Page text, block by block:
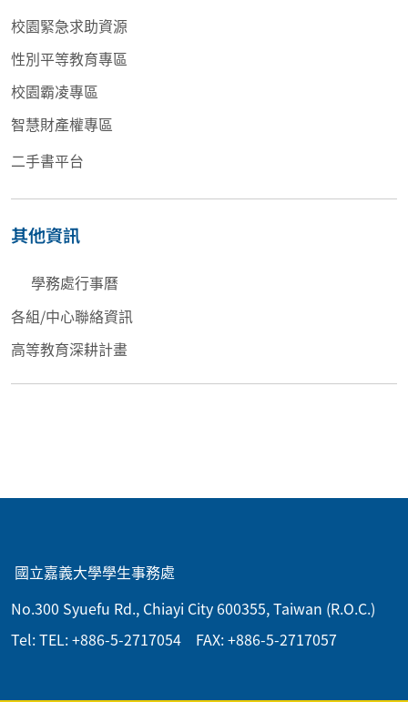
校園緊急求助資源
性別平等教育專區
校園霸凌專區
智慧財產權專區
二手書平台
其他資訊
學務處行事曆
各組/中心聯絡資訊
高等教育深耕計畫
國立嘉義大學學生事務處
No.300 Syuefu Rd., Chiayi City 600355, Taiwan (R.O.C.)
Tel: TEL: +886-5-2717054 FAX: +886-5-2717057